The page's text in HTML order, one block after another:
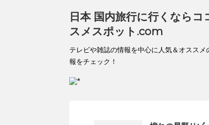
日本 国内旅行に行くならコ
スメスポット.com
テレビや雑誌の情報を中心に人気＆オススメ
報をチェック！